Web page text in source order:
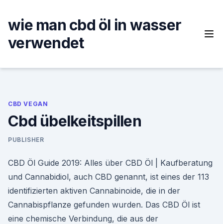
content
wie man cbd öl in wasser
verwendet
CBD VEGAN
Cbd übelkeitspillen
PUBLISHER
CBD Öl Guide 2019: Alles über CBD Öl | Kaufberatung
und Cannabidiol, auch CBD genannt, ist eines der 113
identifizierten aktiven Cannabinoide, die in der
Cannabispflanze gefunden wurden. Das CBD Öl ist
eine chemische Verbindung, die aus der